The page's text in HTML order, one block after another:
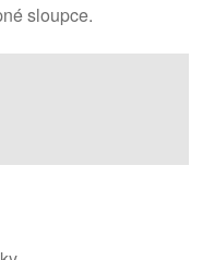
sloupce.